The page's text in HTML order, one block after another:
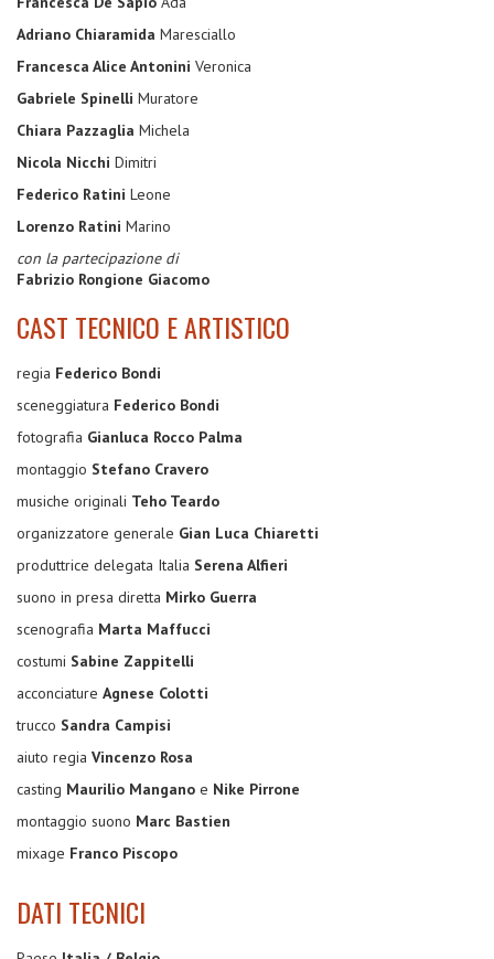
Adriano Chiaramida Maresciallo
Francesca Alice Antonini Veronica
Gabriele Spinelli Muratore
Chiara Pazzaglia Michela
Nicola Nicchi Dimitri
Federico Ratini Leone
Lorenzo Ratini Marino
con la partecipazione di
Fabrizio Rongione Giacomo
CAST TECNICO E ARTISTICO
regia Federico Bondi
sceneggiatura Federico Bondi
fotografia Gianluca Rocco Palma
montaggio Stefano Cravero
musiche originali Teho Teardo
organizzatore generale Gian Luca Chiaretti
produttrice delegata Italia Serena Alfieri
suono in presa diretta Mirko Guerra
scenografia Marta Maffucci
costumi Sabine Zappitelli
acconciature Agnese Colotti
trucco Sandra Campisi
aiuto regia Vincenzo Rosa
casting Maurilio Mangano e Nike Pirrone
montaggio suono Marc Bastien
mixage Franco Piscopo
DATI TECNICI